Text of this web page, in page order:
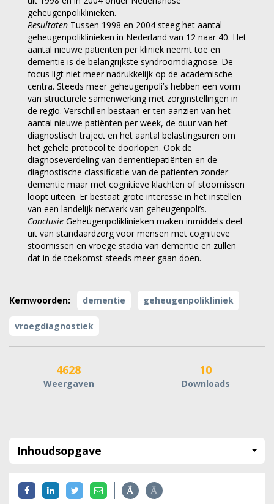
geheugenpoliklinieken.
Resultaten Tussen 1998 en 2004 steeg het aantal
geheugenpoliklinieken in Nederland van 12 naar 40. Het
aantal nieuwe patiënten per kliniek neemt toe en
dementie is de belangrijkste syndroomdiagnose. De
focus ligt niet meer nadrukkelijk op de academische
centra. Steeds meer geheugenpoli’s hebben een vorm
van structurele samenwerking met zorginstellingen in
de regio. Verschillen bestaan er ten aanzien van het
aantal nieuwe patiënten per week, de duur van het
diagnostisch traject en het aantal belastingsuren om
het gehele protocol te doorlopen. Ook de
diagnoseverdeling van dementiepatiënten en de
diagnostische classificatie van de patiënten zonder
dementie maar met cognitieve klachten of stoornissen
loopt uiteen. Er bestaat grote interesse in het instellen
van een landelijk netwerk van geheugenpoli’s.
Conclusie Geheugenpoliklinieken maken inmiddels deel
uit van standaardzorg voor mensen met cognitieve
stoornissen en vroege stadia van dementie en zullen
dat in de toekomst steeds meer gaan doen.
Kernwoorden: dementie geheugenpolikliniek
vroegdiagnostiek
4628
Weergaven
10
Downloads
Inhoudsopgave